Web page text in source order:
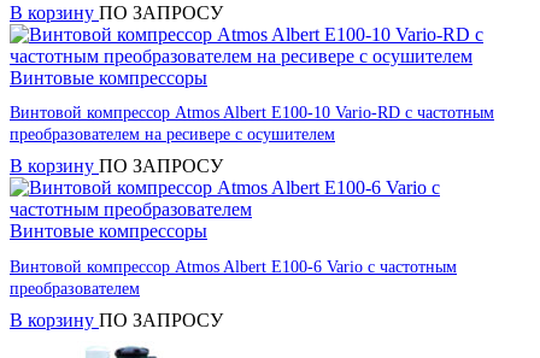
В корзину ПО ЗАПРОСУ
Винтовые компрессоры
Винтовой компрессор Atmos Albert E100-10 Vario-RD с частотным
преобразователем на ресивере с осушителем
В корзину ПО ЗАПРОСУ
Винтовые компрессоры
Винтовой компрессор Atmos Albert E100-6 Vario с частотным
преобразователем
В корзину ПО ЗАПРОСУ